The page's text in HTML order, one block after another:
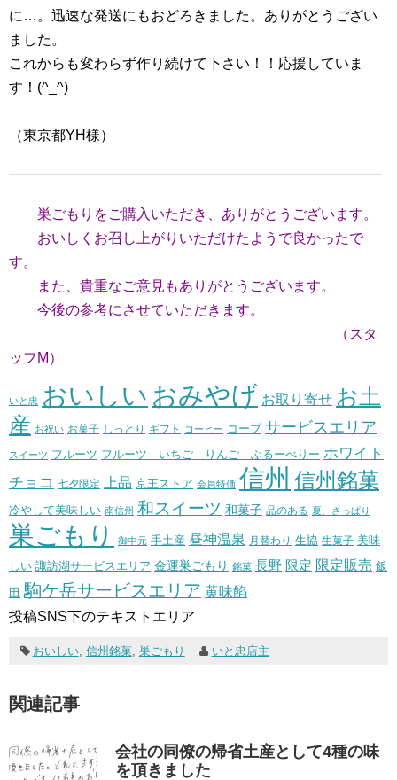
に…。迅速な発送にもおどろきました。ありがとうござい
ました。
これからも変わらず作り続けて下さい！！応援していま
す！(^_^)
（東京都YH様）
巣ごもりをご購入いただき、ありがとうございます。
おいしくお召し上がりいただけたようで良かったで
す。
また、貴重なご意見もありがとうございます。
今後の参考にさせていただきます。
（スタ
ッフM）
いと忠 おいしい おみやげ お取り寄せ お土
産 お祝い お菓子 しっとり ギフト コーヒー コープ サービスエリア
スイーツ フルーツ フルーツ いちご りんご ぶるーべりー ホワイト
チョコ 七夕限定 上品 京王ストア 会員特価 信州 信州銘菓
冷やして美味しい 南信州 和スイーツ 和菓子 品のある 夏、さっぱり
巣ごもり 御中元 手土産 昼神温泉 月替わり 生協 生菓子 美味
しい 諏訪湖サービスエリア 金運巣ごもり 銘菓 長野 限定 限定販売 飯
田 駒ケ岳サービスエリア 黄味餡
投稿SNS下のテキストエリア
おいしい, 信州銘菓, 巣ごもり いと忠店主
関連記事
会社の同僚の帰省土産として4種の味
を頂きました